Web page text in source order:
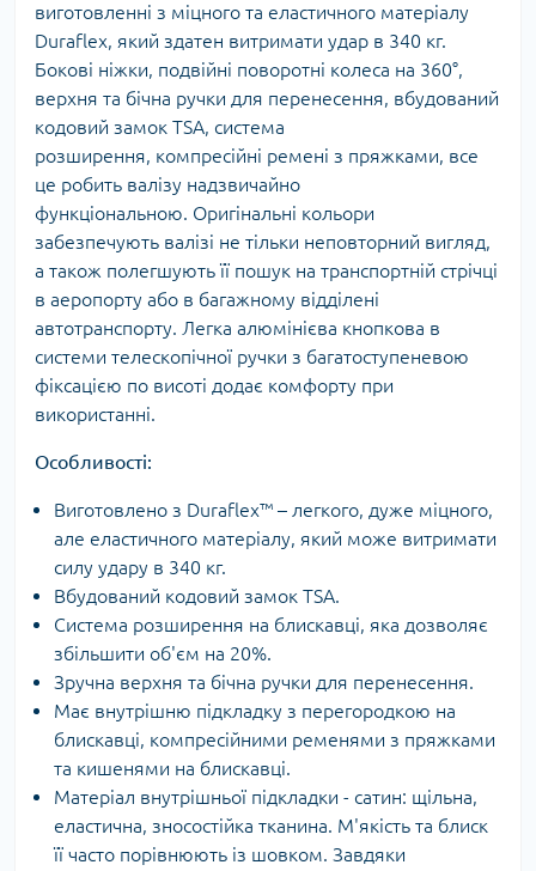
виготовленні з міцного та еластичного матеріалу
Duraflex, який здатен витримати удар в 340 кг.
Бокові ніжки, подвійні поворотні колеса на 360°,
верхня та бічна ручки для перенесення, вбудований
кодовий замок TSA, система
розширення, компресійні ремені з пряжками, все
це робить валізу надзвичайно
функціональною. Оригінальні кольори
забезпечують валізі не тільки неповторний вигляд,
а також полегшують її пошук на транспортній стрічці
в аеропорту або в багажному відділені
автотранспорту. Легка алюмінієва кнопкова в
системи телескопічної ручки з багатоступеневою
фіксацією по висоті додає комфорту при
використанні.
Особливості:
Виготовлено з Duraflex™ – легкого, дуже міцного,
але еластичного матеріалу, який може витримати
силу удару в 340 кг.
Вбудований кодовий замок TSA.
Система розширення на блискавці, яка дозволяє
збільшити об'єм на 20%.
Зручна верхня та бічна ручки для перенесення.
Має внутрішню підкладку з перегородкою на
блискавці, компресійними ременями з пряжками
та кишенями на блискавці.
Матеріал внутрішньої підкладки - сатин: щільна,
еластична, зносостійка тканина. М'якість та блиск
її часто порівнюють із шовком. Завдяки